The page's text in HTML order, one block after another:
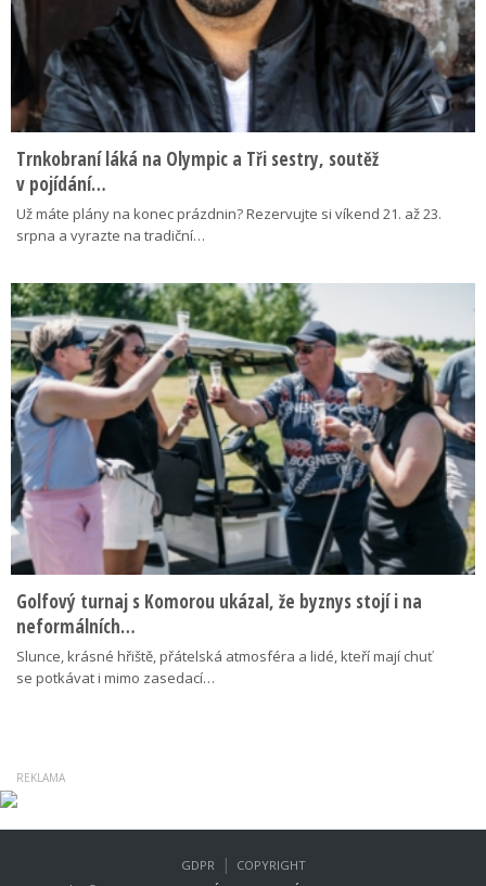
Trnkobraní láká na Olympic a Tři sestry, soutěž
v pojídání…
Už máte plány na konec prázdnin? Rezervujte si víkend 21. až 23.
srpna a vyrazte na tradiční…
Golfový turnaj s Komorou ukázal, že byznys stojí i na
neformálních…
Slunce, krásné hřiště, přátelská atmosféra a lidé, kteří mají chuť
se potkávat i mimo zasedací…
GDPR | COPYRIGHT